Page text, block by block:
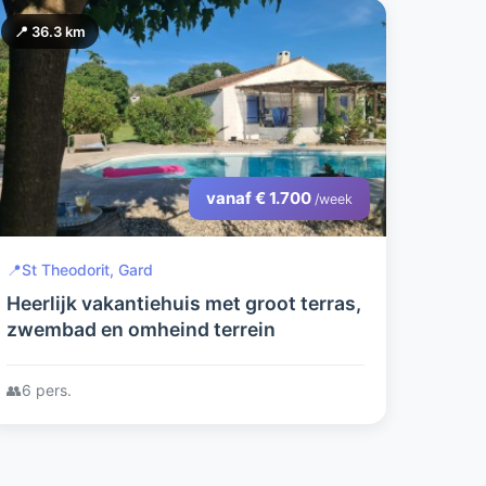
📍 36.3 km
vanaf € 1.700 /week
📍St Theodorit, Gard
Heerlijk vakantiehuis met groot terras,
zwembad en omheind terrein
👥6 pers.